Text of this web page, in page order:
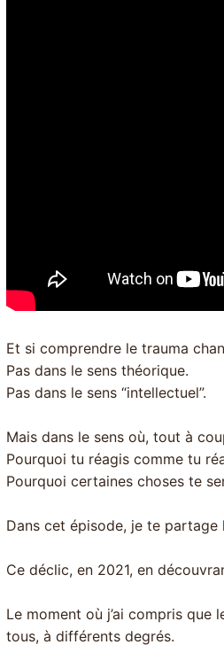
Et si comprendre le trauma
Pas dans le sens théorique.
Pas dans le sens “intellectuel”.
Mais dans le sens où, tout à
Pourquoi tu réagis comme tu
Pourquoi certaines choses te
Dans cet épisode, je te
Ce déclic, en 2021, en
Le moment où j’ai compris que
tous, à différents degrés.